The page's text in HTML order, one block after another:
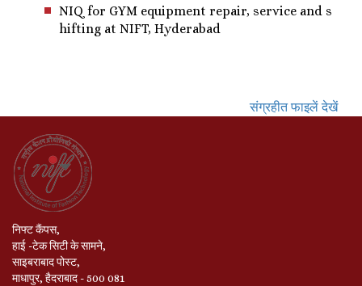
NIQ for GYM equipment repair, service and s
hifting at NIFT, Hyderabad
संग्रहीत फाइलें देखें
निफ्ट कैंपस,
हाई -टेक सिटी के सामने,
साइबराबाद पोस्ट,
माधापुर, हैदराबाद - 500 081